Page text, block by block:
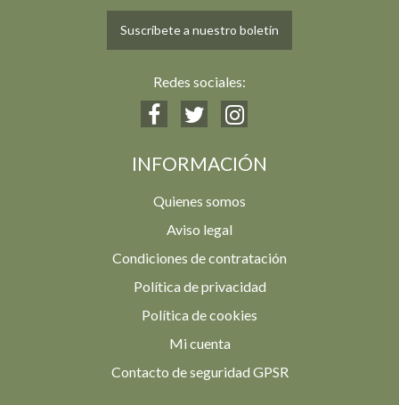
Suscríbete a nuestro boletín
Redes sociales:
INFORMACIÓN
Quienes somos
Aviso legal
Condiciones de contratación
Política de privacidad
Política de cookies
Mi cuenta
Contacto de seguridad GPSR